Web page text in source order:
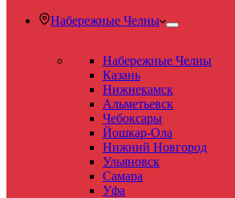
Набережные Челны
Набережные Челны
Казань
Нижнекамск
Альметьевск
Чебоксары
Йошкар-Ола
Нижний Новгород
Ульяновск
Самара
Уфа